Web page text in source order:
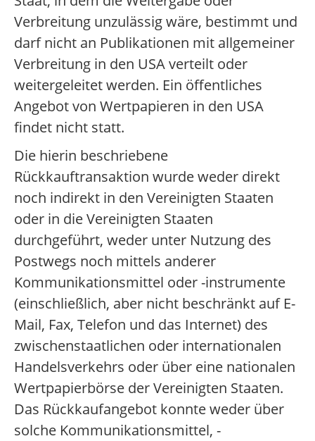
Verbreitung unzulässig wäre, bestimmt und
darf nicht an Publikationen mit allgemeiner
Verbreitung in den USA verteilt oder
weitergeleitet werden. Ein öffentliches
Angebot von Wertpapieren in den USA
findet nicht statt.
Die hierin beschriebene
Rückkauftransaktion wurde weder direkt
noch indirekt in den Vereinigten Staaten
oder in die Vereinigten Staaten
durchgeführt, weder unter Nutzung des
Postwegs noch mittels anderer
Kommunikationsmittel oder -instrumente
(einschließlich, aber nicht beschränkt auf E-
Mail, Fax, Telefon und das Internet) des
zwischenstaatlichen oder internationalen
Handelsverkehrs oder über eine nationalen
Wertpapierbörse der Vereinigten Staaten.
Das Rückkaufangebot konnte weder über
solche Kommunikationsmittel, -